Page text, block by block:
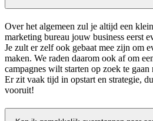
Over het algemeen zul je altijd een
marketing bureau jouw business eerst
Je zult er zelf ook gebaat mee zijn om
maken. We raden daarom ook af om
campagnes wilt starten op zoek te gaan
Er zit vaak tijd in opstart en strategie,
vooruit!